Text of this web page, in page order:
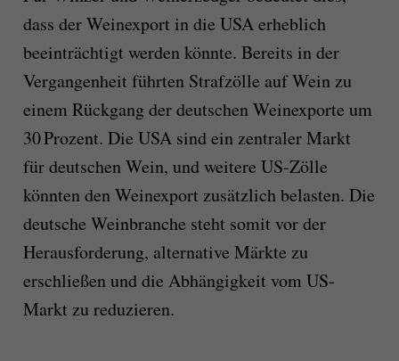
dass der Weinexport in die USA erheblich
beeinträchtigt werden könnte. Bereits in der
Vergangenheit führten Strafzölle auf Wein zu
einem Rückgang der deutschen Weinexporte um
30 Prozent. Die USA sind ein zentraler Markt
für deutschen Wein, und weitere US-Zölle
könnten den Weinexport zusätzlich belasten. Die
deutsche Weinbranche steht somit vor der
Herausforderung, alternative Märkte zu
erschließen und die Abhängigkeit vom US-
Markt zu reduzieren.